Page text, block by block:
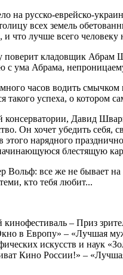
на русско-еврейско-
всех земель
и что лучше всего
кладовщик Абрам
с ума Абрама,
часов водить
успеха, о котором
Давид
Он хочет убедить
этого нарядного
блестящую
все же не бывает
кто тебя любит...
– Приз
в Европу» – «Лучшая
искусств и наук
Кино России!» –